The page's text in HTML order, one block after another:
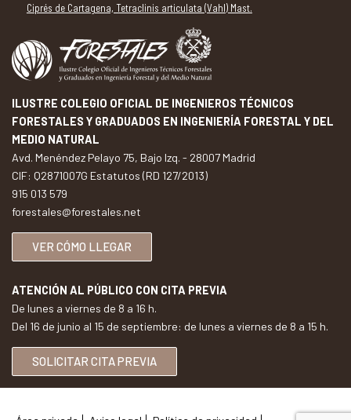
Ciprés de Cartagena, Tetraclinis articulata (Vahl) Mast.
ILUSTRE COLEGIO OFICIAL DE INGENIEROS TÉCNICOS
FORESTALES Y GRADUADOS EN INGENIERÍA FORESTAL Y DEL
MEDIO NATURAL
Avd. Menéndez Pelayo 75, Bajo Izq. - 28007 Madrid
CIF: Q2871007G Estatutos (RD 127/2013)
915 013 579
forestales@forestales.net
VER CÓMO LLEGAR
ATENCIÓN AL PÚBLICO CON CITA PREVIA
De lunes a viernes de 8 a 16 h.
Del 16 de junio al 15 de septiembre: de lunes a viernes de 8 a 15 h.
SOLICITAR CITA PREVIA